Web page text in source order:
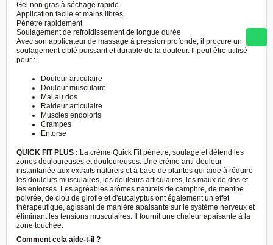
Gel non gras à séchage rapide
Application facile et mains libres
Pénètre rapidement
Soulagement de refroidissement de longue durée
Avec son applicateur de massage à pression profonde, il procure un
soulagement ciblé puissant et durable de la douleur. Il peut être utilisé
pour :
Douleur articulaire
Douleur musculaire
Mal au dos
Raideur articulaire
Muscles endoloris
Crampes
Entorse
QUICK FIT PLUS : La crème Quick Fit pénètre, soulage et détend les
zones douloureuses et douloureuses. Une crème anti-douleur
instantanée aux extraits naturels et à base de plantes qui aide à réduire
les douleurs musculaires, les douleurs articulaires, les maux de dos et
les entorses. Les agréables arômes naturels de camphre, de menthe
poivrée, de clou de girofle et d'eucalyptus ont également un effet
thérapeutique, agissant de manière apaisante sur le système nerveux et
éliminant les tensions musculaires. Il fournit une chaleur apaisante à la
zone touchée.
Comment cela aide-t-il ?